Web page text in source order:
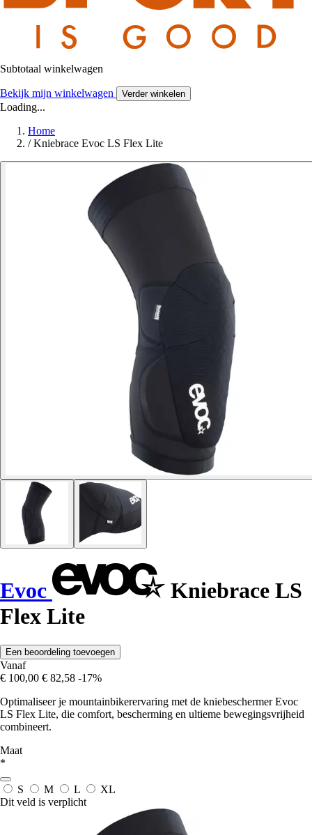
Subtotaal winkelwagen
Bekijk mijn winkelwagen Verder winkelen
Loading...
Home
/ Kniebrace Evoc LS Flex Lite
Evoc
Kniebrace LS
Flex Lite
Een beoordeling toevoegen
Vanaf
€ 100,00 € 82,58 -17%
Optimaliseer je mountainbikerervaring met de kniebeschermer Evoc
LS Flex Lite, die comfort, bescherming en ultieme bewegingsvrijheid
combineert.
Maat
*
S M L
XL
Dit veld is verplicht